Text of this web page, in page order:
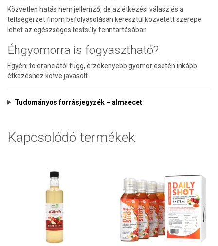
Közvetlen hatás nem jellemző, de az étkezési válasz és a
teltségérzet finom befolyásolásán keresztül közvetett szerepe
lehet az egészséges testsúly fenntartásában.
Éhgyomorra is fogyasztható?
Egyéni toleranciától függ, érzékenyebb gyomor esetén inkább
étkezéshez kötve javasolt.
Tudományos forrásjegyzék – almaecet
Kapcsolódó termékek